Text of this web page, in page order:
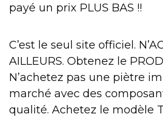
payé un prix PLUS BAS !!
C’est le seul site officiel.
AILLEURS. Obtenez le
N’achetez pas une piètre
marché avec des
qualité. Achetez le modèle